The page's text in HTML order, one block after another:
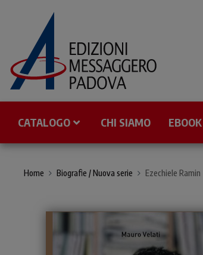
CATALOGO CHI SIAMO EBOOK
Home Biografie / Nuova serie Ezechiele Ramin